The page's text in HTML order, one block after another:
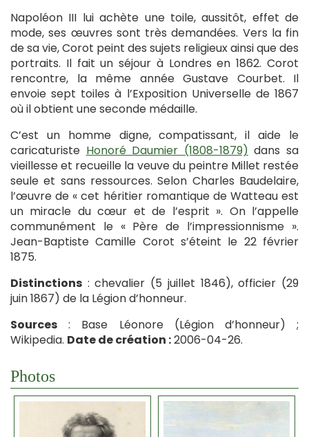
Napoléon III lui achète une toile, aussitôt, effet de
mode, ses œuvres sont très demandées. Vers la fin
de sa vie, Corot peint des sujets religieux ainsi que des
portraits. Il fait un séjour à Londres en 1862. Corot
rencontre, la même année Gustave Courbet. Il
envoie sept toiles à l’Exposition Universelle de 1867
où il obtient une seconde médaille.
C’est un homme digne, compatissant, il aide le
caricaturiste Honoré Daumier (1808-1879) dans sa
vieillesse et recueille la veuve du peintre Millet restée
seule et sans ressources. Selon Charles Baudelaire,
l’œuvre de « cet héritier romantique de Watteau est
un miracle du cœur et de l’esprit ». On l’appelle
communément le « Père de l’impressionnisme ».
Jean-Baptiste Camille Corot s’éteint le 22 février
1875.
Distinctions : chevalier (5 juillet 1846), officier (29
juin 1867) de la Légion d’honneur.
Sources : Base Léonore (Légion d’honneur) ;
Wikipedia. Date de création :2006-04-26.
Photos